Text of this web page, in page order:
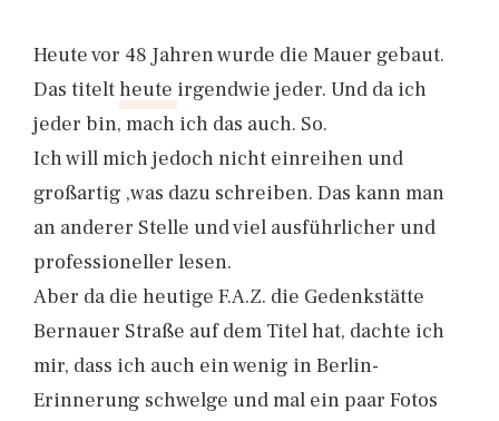
Heute vor 48 Jahren wurde die Mauer gebaut.
Das titeltheute irgendwie jeder. Und da ich
jeder bin, mach ich das auch. So.
Ich will mich jedoch nicht einreihen und
großartig ‚was dazu schreiben. Das kann man
an anderer Stelle und viel ausführlicher und
professioneller lesen.
Aber da die heutige F.A.Z. die Gedenkstätte
Bernauer Straße auf dem Titel hat, dachte ich
mir, dass ich auch ein wenig in Berlin-
Erinnerung schwelge und mal ein paar Fotos